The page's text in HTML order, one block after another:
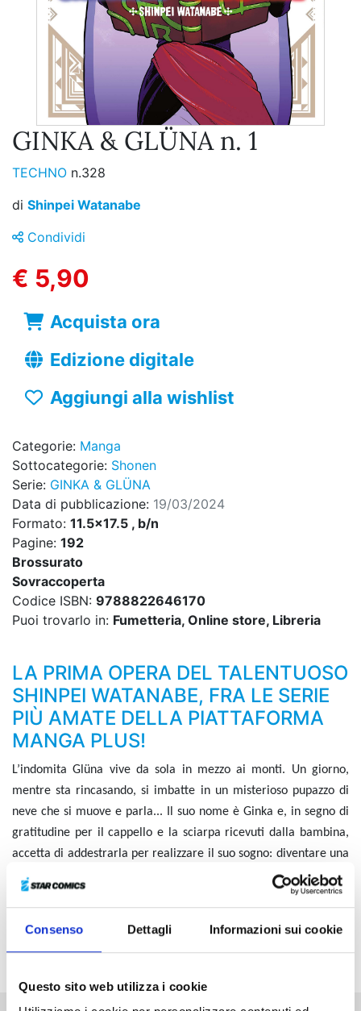
Consenso Dettagli Informazioni sui cookie
Questo sito web utilizza i cookie
GINKA & GLÜNA n. 1
TECHNO n.328
di Shinpei Watanabe
Condividi
€ 5,90
Acquista ora
Edizione digitale
Aggiungi alla wishlist
Categorie: Manga
Sottocategorie: Shonen
Serie: GINKA & GLÜNA
Data di pubblicazione: 19/03/2024
Formato: 11.5x17.5 , b/n
Pagine: 192
Brossurato
Sovraccoperta
Codice ISBN: 9788822646170
Puoi trovarlo in: Fumetteria, Online store, Libreria
LA PRIMA OPERA DEL TALENTUOSO
SHINPEI WATANABE, FRA LE SERIE
PIÙ AMATE DELLA PIATTAFORMA
MANGA PLUS!
L’indomita Glüna vive da sola in mezzo ai monti. Un giorno,
mentre sta rincasando, si imbatte in un misterioso pupazzo di
neve che si muove e parla... Il suo nome è Ginka e, in segno di
gratitudine per il cappello e la sciarpa ricevuti dalla bambina,
accetta di addestrarla per realizzare il suo sogno: diventare una
maga! I due decidono così di lasciare le montagne per iniziare
un incredibile viaggio verso l’avventura...
i alza il sipario sulle erratiche vicende di due personaggi
assolutamente formidabili!